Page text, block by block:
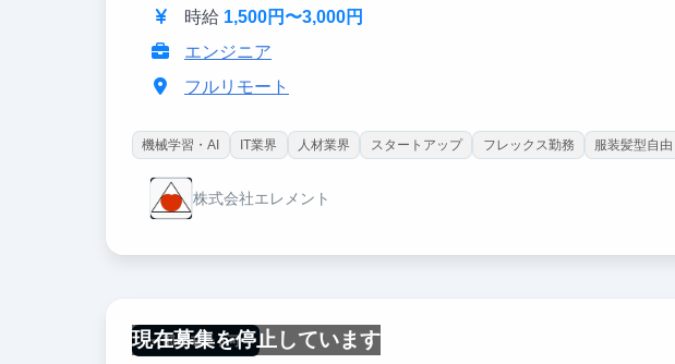
時給 1,500円〜3,000円
エンジニア
フルリモート
機械学習・AI IT業界 人材業界 スタートアップ フレックス勤務 服装髪型自由
株式会社エレメント
現在募集を停止しています
一部リモート可